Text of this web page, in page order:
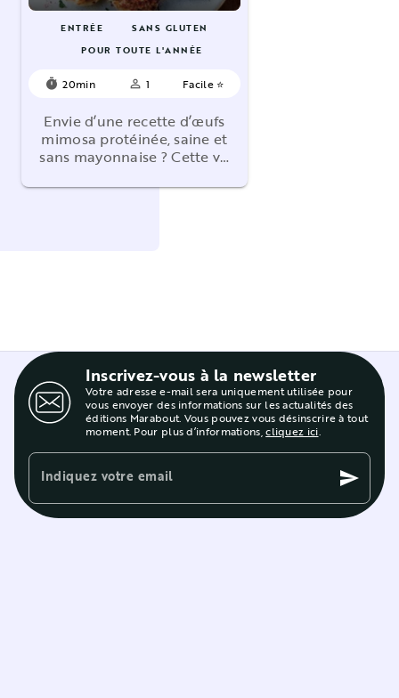
ENTRÉE
SANS GLUTEN
POUR TOUTE L'ANNÉE
timer 20min person_outline 1 Facile ⭐
Envie d’une recette d’œufs
mimosa protéinée, saine et
sans mayonnaise ? Cette v…
Inscrivez-vous à la newsletter
Votre adresse e-mail sera uniquement utilisée pour
vous envoyer des informations sur les actualités des
éditions Marabout. Vous pouvez vous désinscrire à tout
moment. Pour plus d’informations,cliquez ici.
Indiquez votre email send